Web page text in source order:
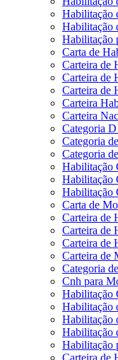
Habilitação
Habilitação
Habilitação
Carta de
Carteira de
Carteira de
Carteira de
Carteira
Carteira
Categoria
Categoria
Categoria
Habilitação
Habilitação
Habilitação
Carta de
Carteira de
Carteira de
Carteira de
Carteira de
Categoria
Cnh para
Habilitação
Habilitação
Habilitação
Habilitação
Habilitação
Carteira de